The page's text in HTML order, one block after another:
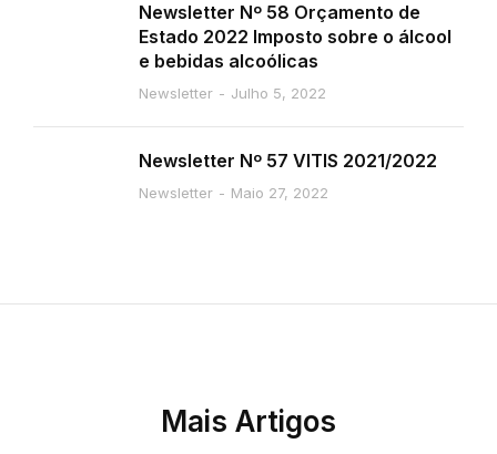
Newsletter Nº 58 Orçamento de
Estado 2022 Imposto sobre o álcool
e bebidas alcoólicas
Newsletter Julho 5, 2022
Newsletter Nº 57 VITIS 2021/2022
Newsletter Maio 27, 2022
Mais Artigos